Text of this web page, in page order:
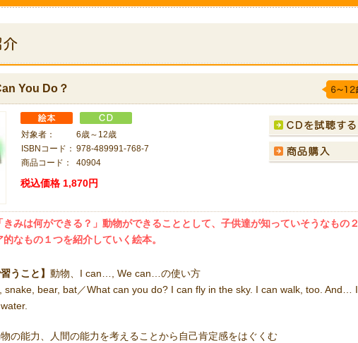
You Do？
対象者：
6歳～12歳
ISBNコード： 978-489991-768-7
商品コード：
40904
税込価格 1,870円
みは何ができる？」動物ができることとして、子供達が知っていそうなもの２
なもの１つを紹介していく絵本。
うこと】 動物、I can…, We can…の使い方
snake, bear, bat／What can you do? I can fly in the sky. I can walk, too. And… I
の能力、人間の能力を考えることから自己肯定感をはぐくむ